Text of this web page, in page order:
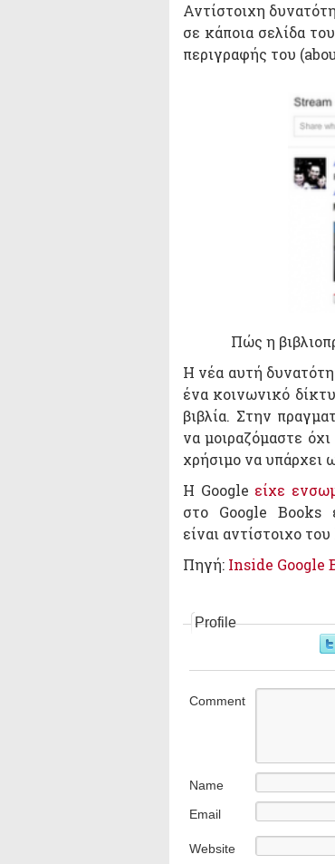
Αντίστοιχη
σε κάποια σελίδα
περιγραφής του
Πώς η
Η νέα αυτή
ένα κοινωνικό
βιβλία. Στην
να μοιραζόμαστε
χρήσιμο να
Η Google είχε
στο Google Books
είναι αντίστοιχο
Πηγή: Inside Google
Profile
Comment
Name
Email
Website